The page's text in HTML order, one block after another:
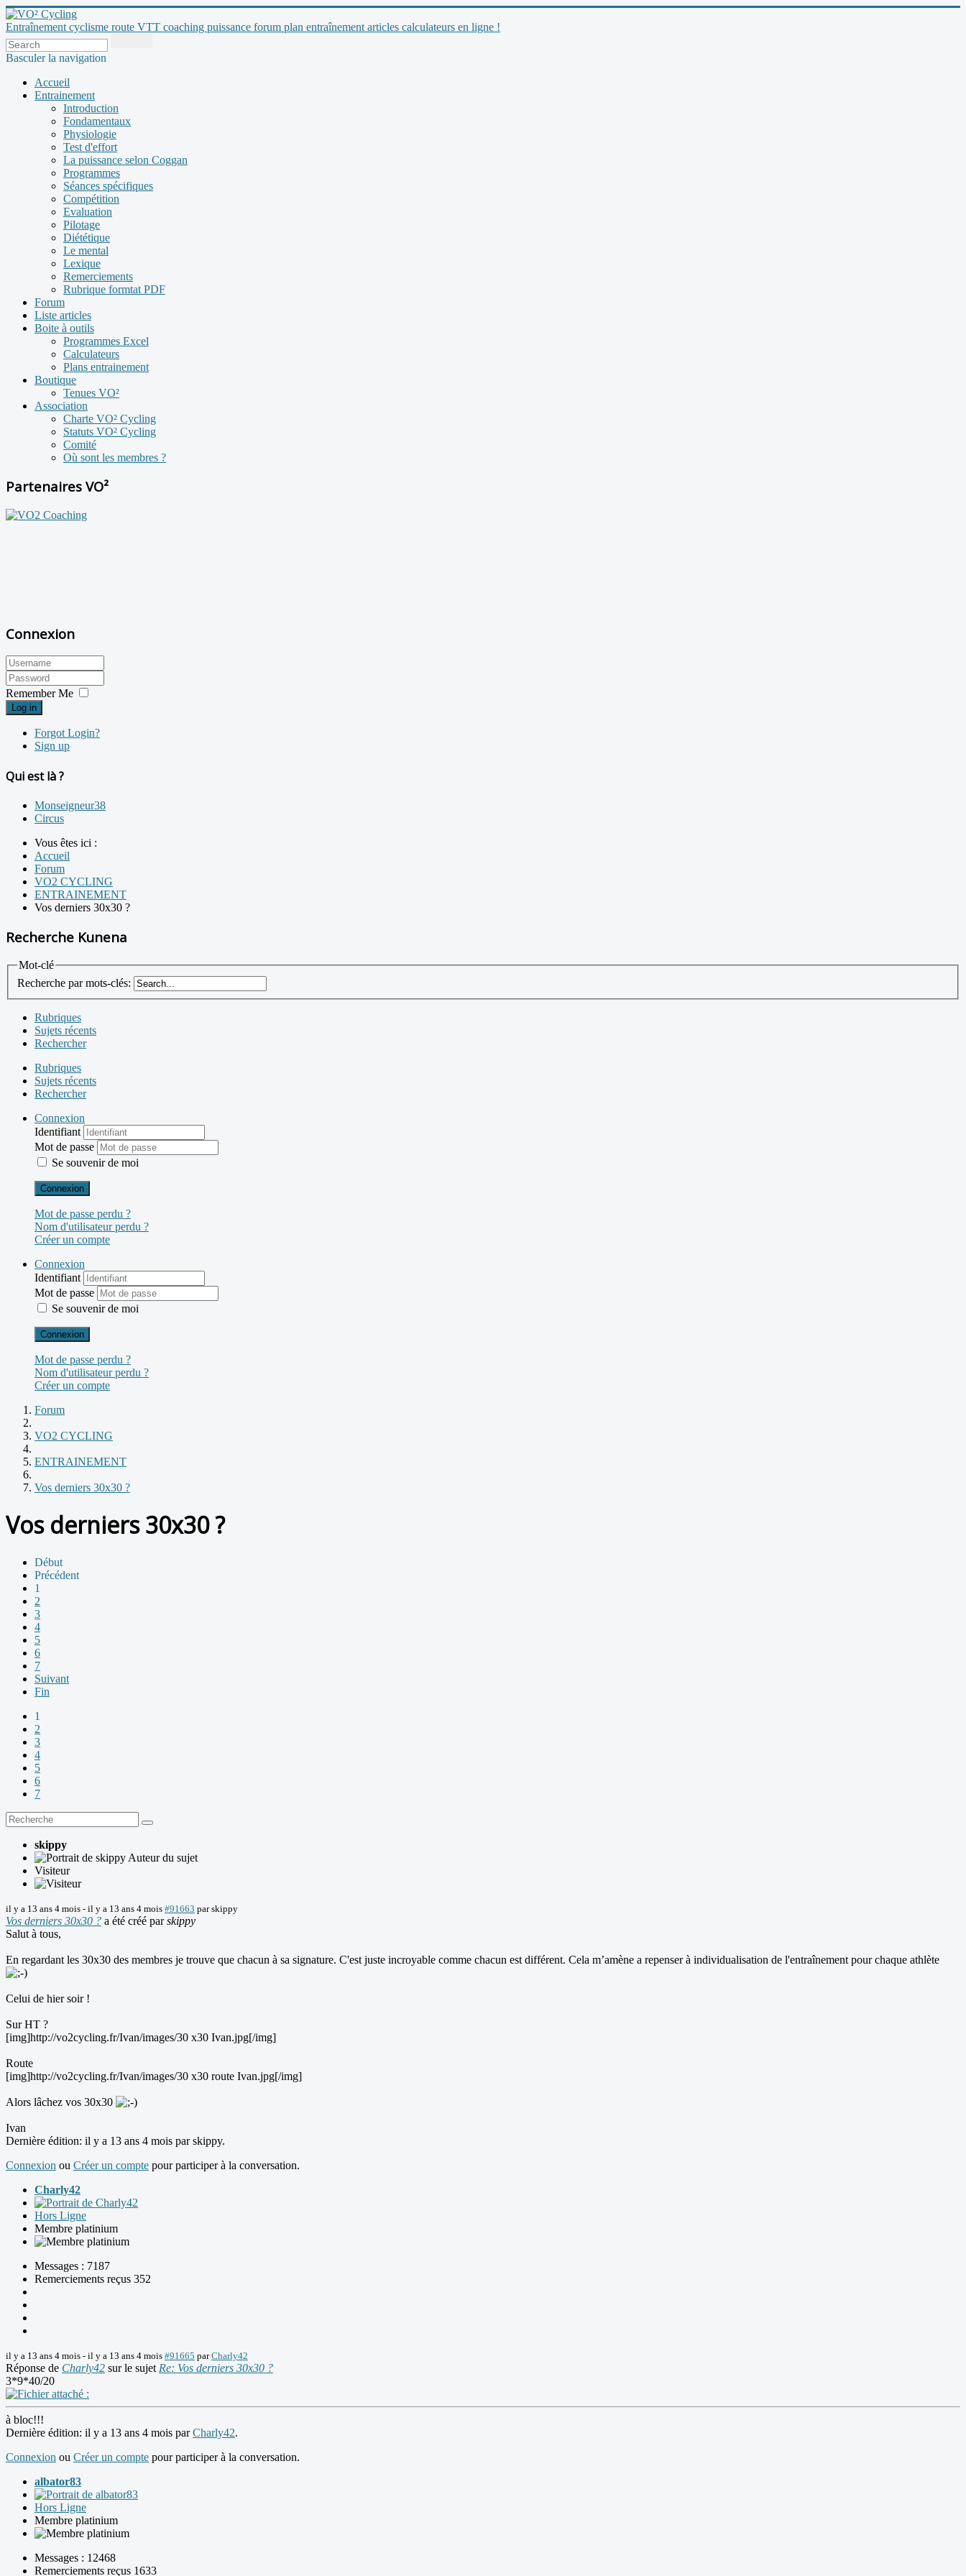
Entraînement cyclisme route VTT coaching puissance forum plan entraînement articles calculateurs en ligne !
Basculer la navigation
Accueil
Entrainement
Introduction
Fondamentaux
Physiologie
Test d'effort
La puissance selon Coggan
Programmes
Séances spécifiques
Compétition
Evaluation
Pilotage
Diététique
Le mental
Lexique
Remerciements
Rubrique formtat PDF
Forum
Liste articles
Boite à outils
Programmes Excel
Calculateurs
Plans entrainement
Boutique
Tenues VO²
Association
Charte VO² Cycling
Statuts VO² Cycling
Comité
Où sont les membres ?
Partenaires VO²
Connexion
Remember Me
Log in
Forgot Login?
Sign up
Qui est là ?
Monseigneur38
Circus
Vous êtes ici :
Accueil
Forum
VO2 CYCLING
ENTRAINEMENT
Vos derniers 30x30 ?
Recherche Kunena
Mot-clé
Recherche par mots-clés:
Rubriques
Sujets récents
Rechercher
Rubriques
Sujets récents
Rechercher
Connexion
Identifiant
Mot de passe
Se souvenir de moi
Connexion
Mot de passe perdu ?
Nom d'utilisateur perdu ?
Créer un compte
Connexion
Identifiant
Mot de passe
Se souvenir de moi
Connexion
Mot de passe perdu ?
Nom d'utilisateur perdu ?
Créer un compte
Forum
VO2 CYCLING
ENTRAINEMENT
Vos derniers 30x30 ?
Vos derniers 30x30 ?
Début
Précédent
1
2
3
4
5
6
7
Suivant
Fin
1
2
3
4
5
6
7
skippy
Auteur du sujet
Visiteur
il y a 13 ans 4 mois - il y a 13 ans 4 mois #91663 parskippy
Vos derniers 30x30 ? a été créé parskippy
Salut à tous,
En regardant les 30x30 des membres je trouve que chacun à sa signature. C'est juste incroyable comme chacun est différent. Cela m’amène a repenser à individualisation de l'entraînement pour chaque athlète
Celui de hier soir !
Sur HT ?
[img]http://vo2cycling.fr/Ivan/images/30 x30 Ivan.jpg[/img]
Route
[img]http://vo2cycling.fr/Ivan/images/30 x30 route Ivan.jpg[/img]
Alors lâchez vos 30x30
Ivan
Dernière édition: il y a 13 ans 4 mois parskippy.
Connexion ou Créer un compte pour participer à la conversation.
Charly42
Hors Ligne
Membre platinium
Messages : 7187
Remerciements reçus 352
il y a 13 ans 4 mois - il y a 13 ans 4 mois #91665 parCharly42
Réponse de Charly42 sur le sujet Re: Vos derniers 30x30 ?
3*9*40/20
à bloc!!!
Dernière édition: il y a 13 ans 4 mois parCharly42.
Connexion ou Créer un compte pour participer à la conversation.
albator83
Hors Ligne
Membre platinium
Messages : 12468
Remerciements reçus 1633